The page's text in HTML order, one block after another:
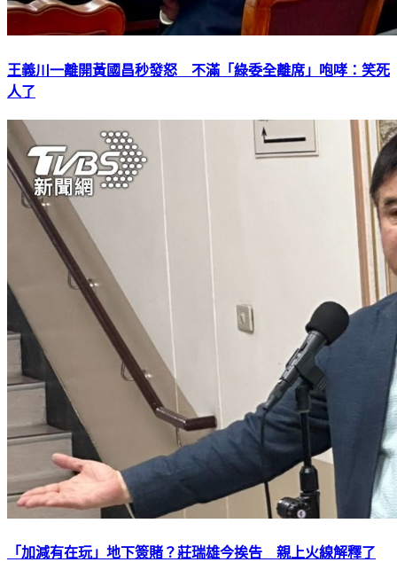
王義川一離開黃國昌秒發怒 不滿「綠委全離席」咆哮：笑死
人了
「加減有在玩」地下簽賭？莊瑞雄今挨告 親上火線解釋了